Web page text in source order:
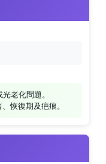
老化問題。
恢復期及疤痕。